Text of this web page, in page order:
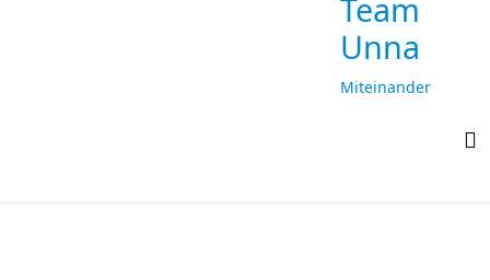
Team
Unna
Miteinander